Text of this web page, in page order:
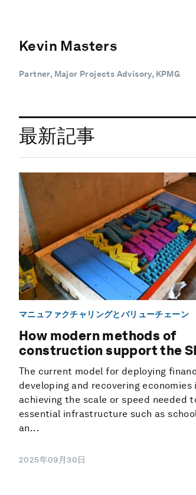
Kevin Masters
Partner, Major Projects Advisory, KPMG
最新記事
マニュファクチャリングとバリューチェーン
How modern methods of
construction support the
The current model for deploying
developing and recovering economies
achieving the scale or speed needed
essential infrastructure such as
an...
2025年09月30日